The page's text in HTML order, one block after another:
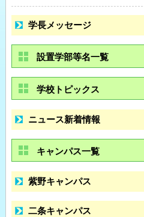
学長メッセージ
設置学部等名一覧
学校トピックス
ニュース新着情報
キャンパス一覧
紫野キャンパス
二条キャンパス